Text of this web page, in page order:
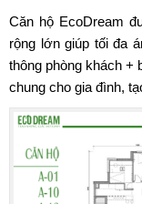
Căn hộ EcoDream
rộng lớn giúp tối đa
thông phòng khách +
chung cho gia đình,